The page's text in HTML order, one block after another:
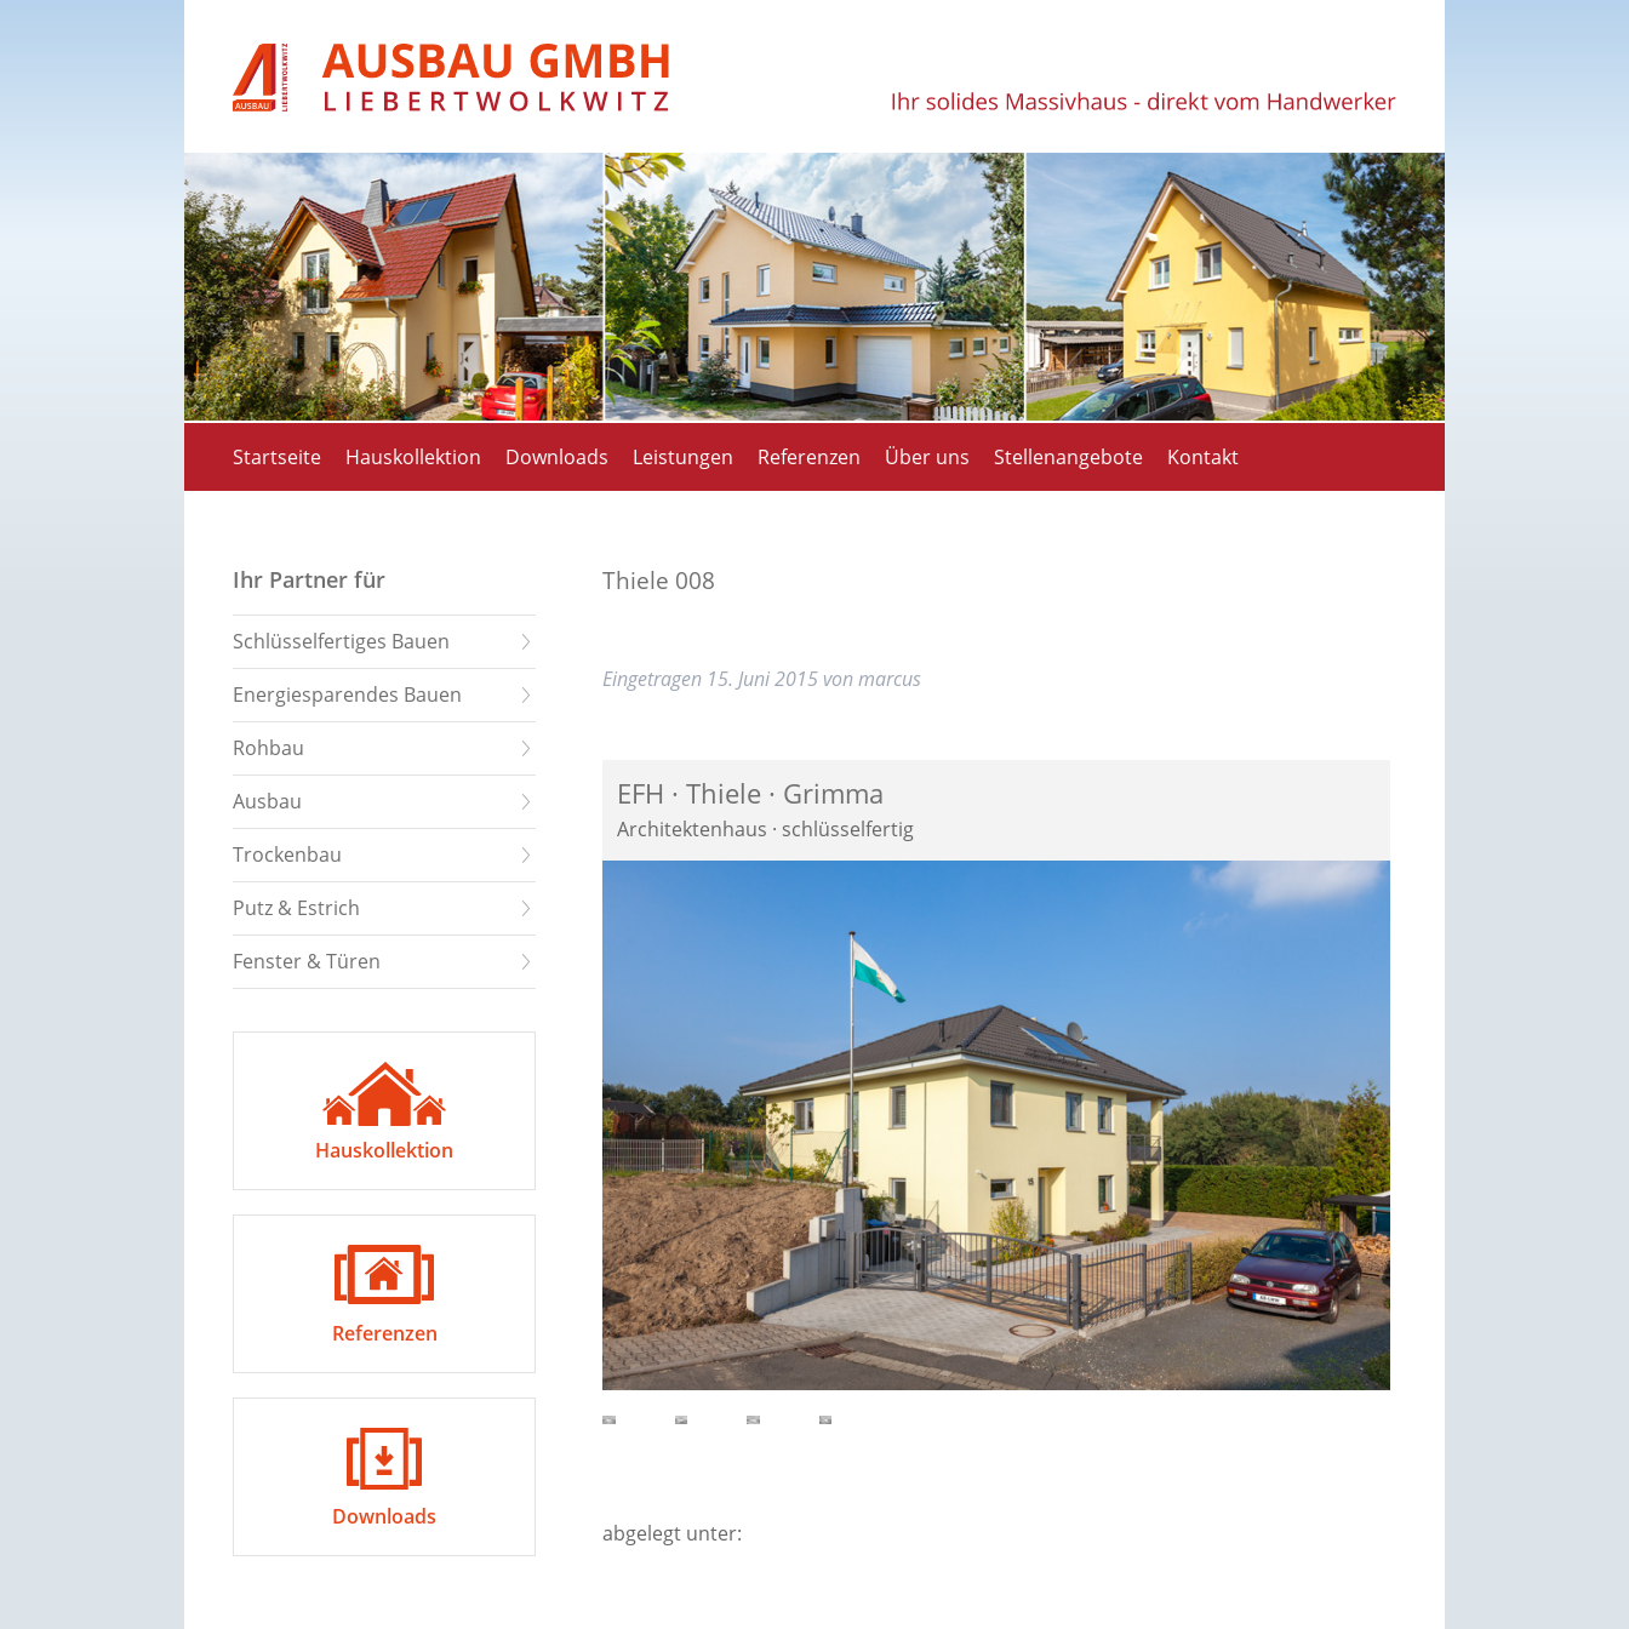
Startseite Hauskollektion Downloads Leistungen Referenzen Über uns Stellenangebote Kontakt
Ihr Partner für
Schlüsselfertiges Bauen
Energiesparendes Bauen
Rohbau
Ausbau
Trockenbau
Putz & Estrich
Fenster & Türen
Hauskollektion
Referenzen
Downloads
Thiele 008
Eingetragen 15. Juni 2015 vonmarcus
EFH · Thiele · Grimma
Architektenhaus · schlüsselfertig
abgelegt unter: